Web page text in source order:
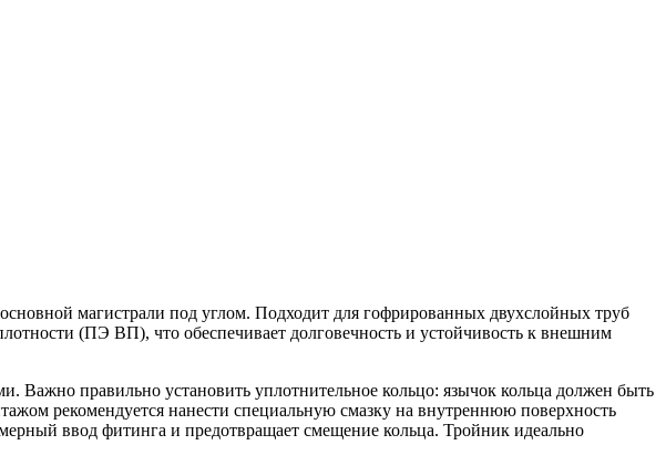
магистрали под углом. Подходит для гофрированных двухслойных труб
(ПЭ ВП), что обеспечивает долговечность и устойчивость к внешним
Важно правильно установить уплотнительное кольцо: язычок кольца должен быть
рекомендуется нанести специальную смазку на внутреннюю поверхность
ввод фитинга и предотвращает смещение кольца. Тройник идеально